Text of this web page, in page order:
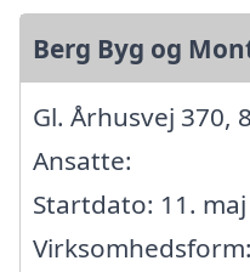
Berg Byg og
Gl. Århusvej 370,
Ansatte:
Startdato: 11. maj
Virksomhedsform: